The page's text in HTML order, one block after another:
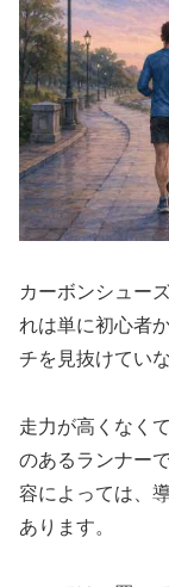
カーボンシュー
れは単に初心者
チを見抜けてい
走力が高くなく
のあるランナー
容によっては、
あります。